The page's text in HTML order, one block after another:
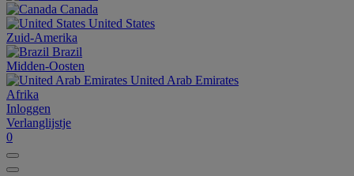
Canada
United States
Zuid-Amerika
Brazil
Midden-Oosten
United Arab Emirates
Afrika
Inloggen
Verlanglijstje
0